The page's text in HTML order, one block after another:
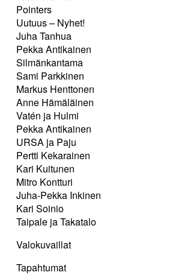
Pointers
Uutuus – Nyhet!
Juha Tanhua
Pekka Antikainen
Silmänkantama
Sami Parkkinen
Markus Henttonen
Anne Hämäläinen
Vatén ja Hulmi
Pekka Antikainen
URSA ja Paju
Pertti Kekarainen
Kari Kuitunen
Mitro Kontturi
Juha-Pekka Inkinen
Kari Soinio
Taipale ja Takatalo
Valokuvaillat
Tapahtumat